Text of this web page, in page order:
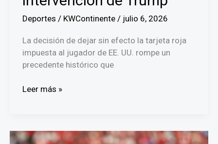
Deportes / KWContinente / julio 6, 2026
La decisión de dejar sin efecto la tarjeta roja
impuesta al jugador de EE. UU. rompe un
precedente histórico que
FIFA
Folarin
Leer más »